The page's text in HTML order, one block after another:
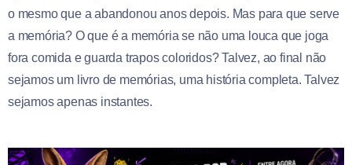
o mesmo que a abandonou anos depois. Mas para que serve
a memória? O que é a memória se não uma louca que joga
fora comida e guarda trapos coloridos? Talvez, ao final não
sejamos um livro de memórias, uma história completa. Talvez
sejamos apenas instantes.